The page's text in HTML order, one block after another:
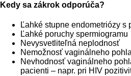
Kedy sa zákrok odporúča?
Ľahké stupne endometriózy s
Ľahké poruchy spermiogramu
Nevysvetliteľná neplodnosť
Nemožnosť vaginálneho
Nevhodnosť vaginálneho
pacienti – napr. pri HIV